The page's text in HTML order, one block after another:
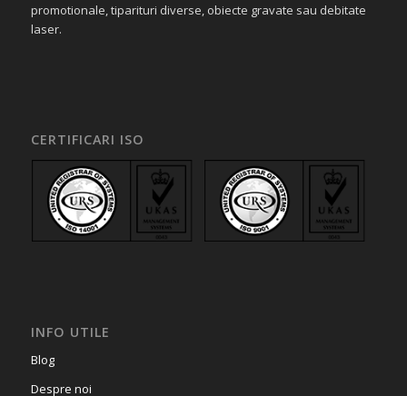
promotionale, tiparituri diverse, obiecte gravate sau debitate
laser.
CERTIFICARI ISO
INFO UTILE
Blog
Despre noi